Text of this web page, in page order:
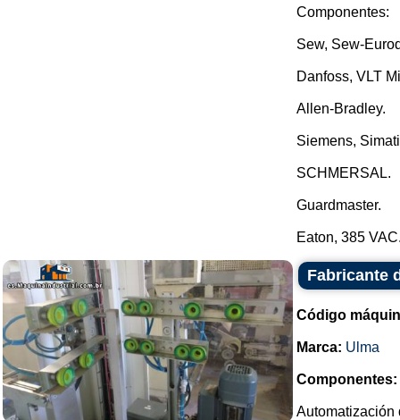
Componentes:
Sew, Sew-
Danfoss, VLT
Allen-Bradley.
Siemens,
SCHMERSAL.
Guardmaster.
Eaton, 385
Fabricante
Código
Marca: Ulma
Componentes:
Automatización